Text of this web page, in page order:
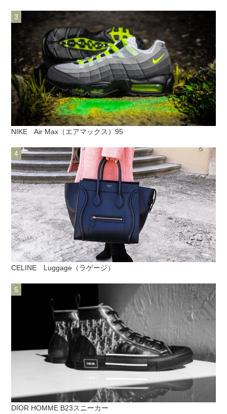
NIKE Air Max（エアマックス）95
CELINE Luggage（ラゲージ）
DIOR HOMME B23スニーカー